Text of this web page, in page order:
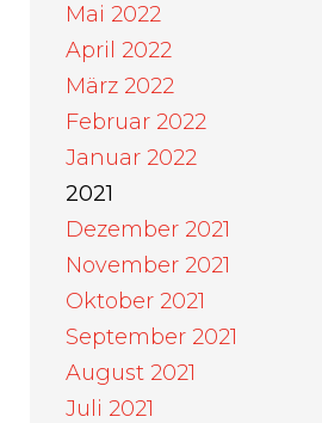
Mai 2022
April 2022
März 2022
Februar 2022
Januar 2022
2021
Dezember 2021
November 2021
Oktober 2021
September 2021
August 2021
Juli 2021